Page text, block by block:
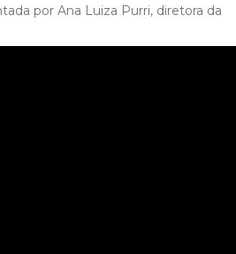
por Ana Luiza Purri, diretora da